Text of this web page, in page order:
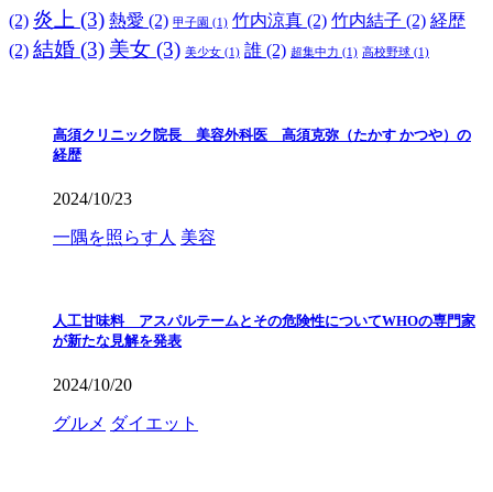
(2) 炎上 (3) 熱愛 (2) 甲子園 (1) 竹内涼真 (2) 竹内結子 (2) 経歴
(2) 結婚 (3) 美女 (3) 美少女 (1) 誰 (2) 超集中力 (1) 高校野球 (1)
高須クリニック院長 美容外科医 高須克弥（たかす かつや）の
経歴
2024/10/23
一隅を照らす人 美容
人工甘味料 アスパルテームとその危険性についてWHOの専門家
が新たな見解を発表
2024/10/20
グルメ ダイエット